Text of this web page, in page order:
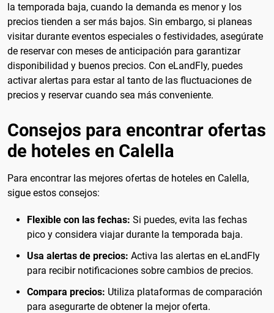
la temporada baja, cuando la demanda es menor y los
precios tienden a ser más bajos. Sin embargo, si planeas
visitar durante eventos especiales o festividades, asegúrate
de reservar con meses de anticipación para garantizar
disponibilidad y buenos precios. Con eLandFly, puedes
activar alertas para estar al tanto de las fluctuaciones de
precios y reservar cuando sea más conveniente.
Consejos para encontrar ofertas
de hoteles en Calella
Para encontrar las mejores ofertas de hoteles en Calella,
sigue estos consejos:
Flexible con las fechas: Si puedes, evita las fechas
pico y considera viajar durante la temporada baja.
Usa alertas de precios: Activa las alertas en eLandFly
para recibir notificaciones sobre cambios de precios.
Compara precios: Utiliza plataformas de comparación
para asegurarte de obtener la mejor oferta.